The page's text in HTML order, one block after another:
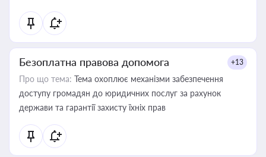
Безоплатна правова допомога +13
Про що тема: Тема охоплює механізми забезпечення
доступу громадян до юридичних послуг за рахунок
держави та гарантії захисту їхніх прав